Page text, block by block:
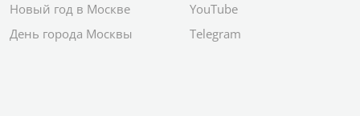
Новый год в Москве
День города Москвы
YouTube
Telegram